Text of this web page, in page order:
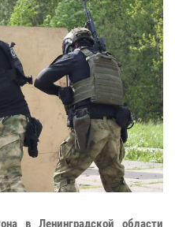
в Ленинградской области